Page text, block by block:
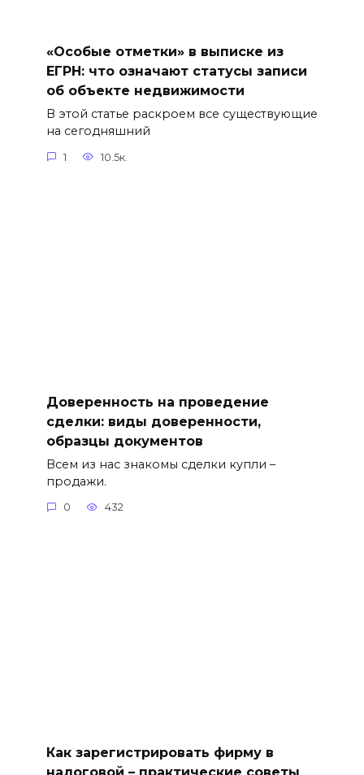
«Особые отметки» в выписке из
ЕГРН: что означают статусы записи
об объекте недвижимости
В этой статье раскроем все существующие
на сегодняшний
1 10.5к.
Доверенность на проведение
сделки: виды доверенности,
образцы документов
Всем из нас знакомы сделки купли –
продажи.
0 432
Как зарегистрировать фирму в
налоговой – практические советы